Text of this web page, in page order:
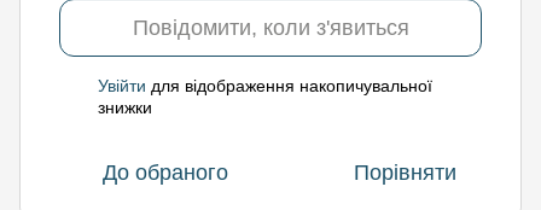
Повідомити, коли з'явиться
Увійти для відображення накопичувальної
знижки
До обраного Порівняти